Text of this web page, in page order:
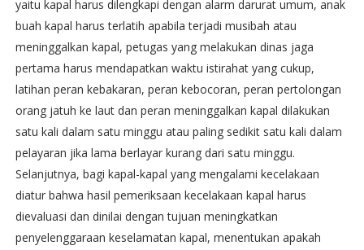
yaitu kapal harus dilengkapi dengan alarm darurat umum, anak
buah kapal harus terlatih apabila terjadi musibah atau
meninggalkan kapal, petugas yang melakukan dinas jaga
pertama harus mendapatkan waktu istirahat yang cukup,
latihan peran kebakaran, peran kebocoran, peran pertolongan
orang jatuh ke laut dan peran meninggalkan kapal dilakukan
satu kali dalam satu minggu atau paling sedikit satu kali dalam
pelayaran jika lama berlayar kurang dari satu minggu.
Selanjutnya, bagi kapal-kapal yang mengalami kecelakaan
diatur bahwa hasil pemeriksaan kecelakaan kapal harus
dievaluasi dan dinilai dengan tujuan meningkatkan
penyelenggaraan keselamatan kapal, menentukan apakah